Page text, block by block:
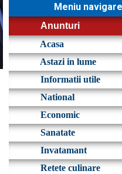
Meniu navigare
Anunturi
Acasa
Astazi in lume
Informatii utile
National
Economic
Sanatate
Invatamant
Retete culinare